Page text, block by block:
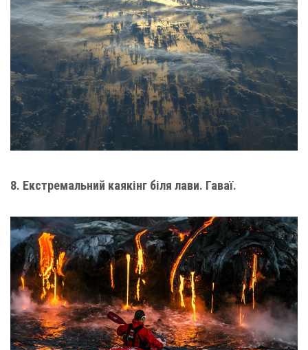
8. Екстремальний каякінг біля лави. Гаваї.